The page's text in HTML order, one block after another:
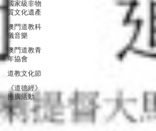
國家級非物
質文化遺產
澳門道教科
儀音樂
澳門道教青
年協會
道教文化節
《道德經》
推廣活動